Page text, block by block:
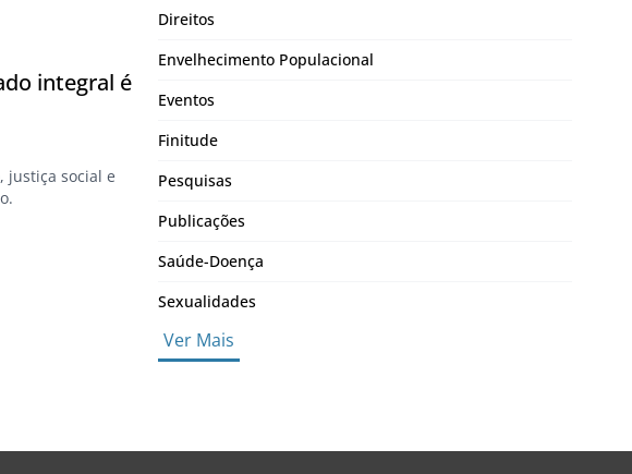
integral é
justiça social e
Direitos
Envelhecimento Populacional
Eventos
Finitude
Pesquisas
Publicações
Saúde-Doença
Sexualidades
Ver Mais